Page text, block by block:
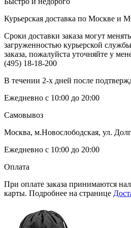
Курьерская доставка по Москве и
Сроки доставки заказа могут
загруженностью курьерской
заказа, пожалуйста уточняйте у
(495) 18-18-200
В течении 2-х дней после
Ежедневно с 10:00 до 20:00
Самовывоз
Москва, м.Новослободская, ул.
Ежедневно с 10:00 до 20:00
Оплата
При оплате заказа принимаются
карты. Подробнее на странице